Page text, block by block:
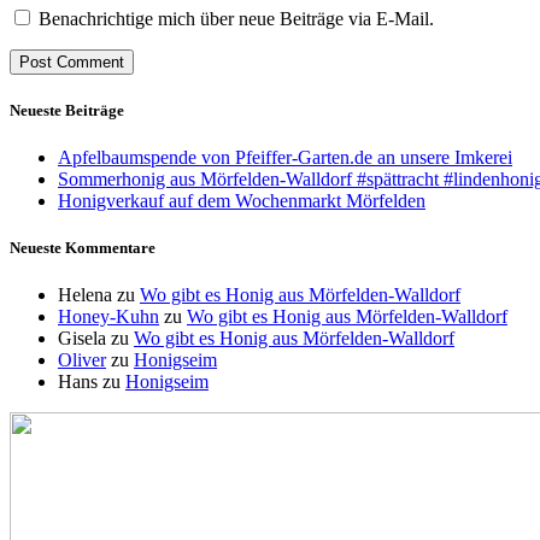
Benachrichtige mich über neue Beiträge via E-Mail.
Neueste Beiträge
Apfelbaumspende von Pfeiffer-Garten.de an unsere Imkerei
Sommerhonig aus Mörfelden-Walldorf #spättracht
Honigverkauf auf dem Wochenmarkt Mörfelden
Neueste Kommentare
Helena zu Wo gibt es Honig aus Mörfelden-Walldorf
Honey-Kuhn zu Wo gibt es Honig aus Mörfelden-Walldorf
Gisela zu Wo gibt es Honig aus Mörfelden-Walldorf
Oliverzu Honigseim
Hans zu Honigseim